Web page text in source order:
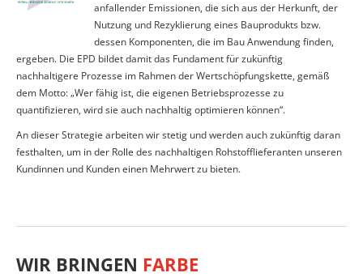
anfallender Emissionen, die sich aus der Herkunft, der
Nutzung und Rezyklierung eines Bauprodukts bzw.
dessen Komponenten, die im Bau Anwendung finden,
ergeben. Die EPD bildet damit das Fundament für zukünftig
nachhaltigere Prozesse im Rahmen der Wertschöpfungskette, gemäß
dem Motto: „Wer fähig ist, die eigenen Betriebsprozesse zu
quantifizieren, wird sie auch nachhaltig optimieren können“.
An dieser Strategie arbeiten wir stetig und werden auch zukünftig daran
festhalten, um in der Rolle des nachhaltigen Rohstofflieferanten unseren
Kundinnen und Kunden einen Mehrwert zu bieten.
WIR BRINGEN FARBE